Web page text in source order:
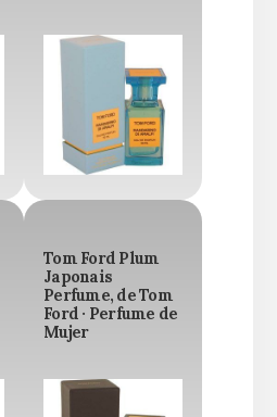
Tom Ford Plum
Japonais
Perfume, de Tom
Ford · Perfume de
Mujer